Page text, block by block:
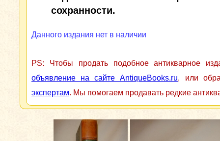
сохранности.
Данного издания нет в наличии
PS: Чтобы продать подобное антикварное
объявление на сайте AntiqueBooks.ru, или
экспертам. Мы помогаем продавать редкие